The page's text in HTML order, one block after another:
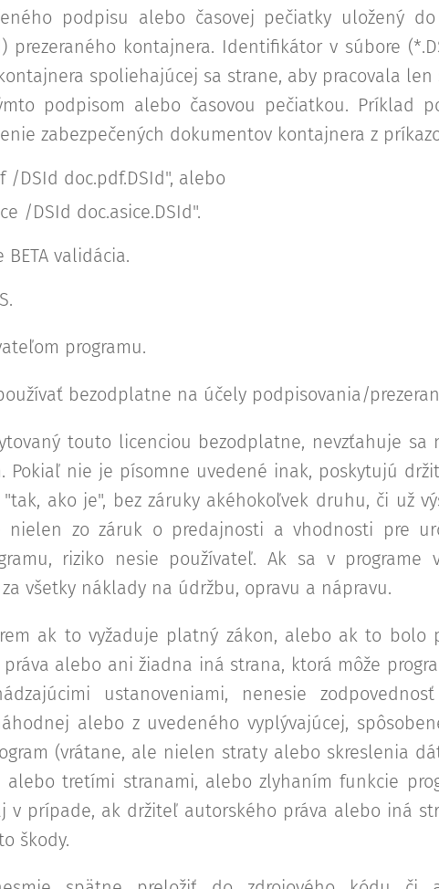
podpisu alebo časovej pečiatky uložený do
prezeraného kontajnera. Identifikátor v súbore
spoliehajúcej sa strane, aby pracovala
podpisom alebo časovou pečiatkou. Príklad
zabezpečených dokumentov kontajnera z
/DSId doc.pdf.DSId", alebo
/DSId doc.asice.DSId".
validácia.
programu.
bezodplatne na účely podpisovania/
touto licenciou bezodplatne, nevzťahuje sa
Pokiaľ nie je písomne uvedené inak, poskytujú
ako je", bez záruky akéhokoľvek druhu, či už
nielen zo záruk o predajnosti a vhodnosti pre
riziko nesie používateľ. Ak sa v programe
všetky náklady na údržbu, opravu a nápravu.
ak to vyžaduje platný zákon, alebo ak to bolo
alebo ani žiadna iná strana, ktorá môže
ustanoveniami, nenesie
alebo z uvedeného vyplývajúcej,
(vrátane, ale nielen straty alebo skreslenia
alebo tretími stranami, alebo zlyhaním funkcie
v prípade, ak držiteľ autorského práva alebo iná
škody.